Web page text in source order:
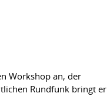
Workshop an, der
Rundfunk bringt er